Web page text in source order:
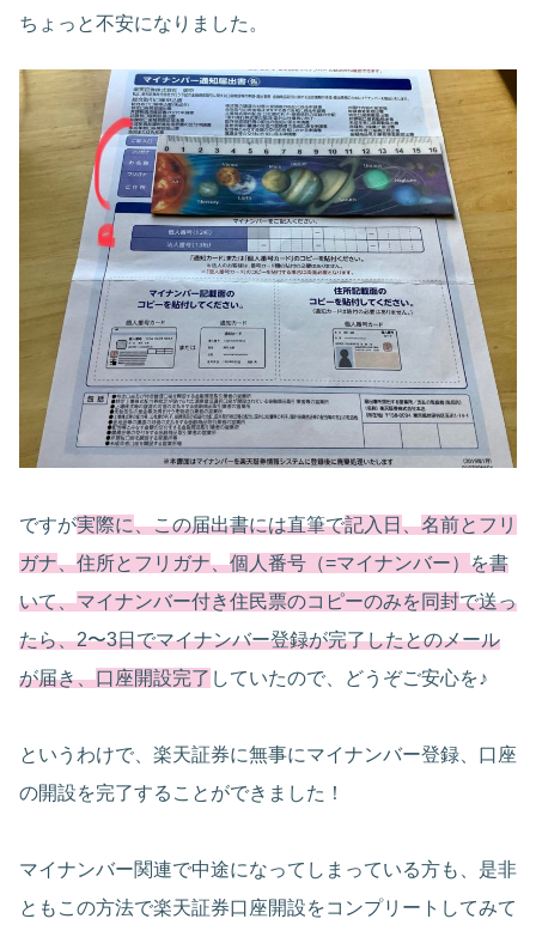
ちょっと不安になりました。
ですが実際に、この届出書には直筆で記入日 、名前とフリ
ガナ、住所とフリガナ、個人番号（=マイナンバー） を書
いて、マイナンバー付き住民票のコピーのみを同封で送っ
たら、2〜3日でマイナンバー登録が完了したとのメール
が届き、口座開設完了 していたので、どうぞご安心を♪
というわけで、楽天証券に無事にマイナンバー登録、口座
の開設を完了することができました！
マイナンバー関連で中途になってしまっている方も、是非
ともこの方法で楽天証券口座開設をコンプリートしてみて